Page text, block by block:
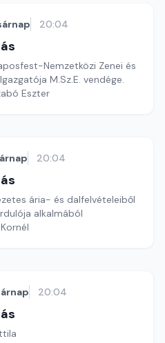
20:04
Nemzetközi Zenei és
M.Sz.E. vendége.
Eszter
20:04
ária- és dalfelvételeiből
alkalmából
20:04